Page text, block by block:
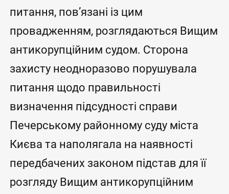
питання, пов’язані із цим
провадженням, розглядаються Вищим
антикорупційним судом. Сторона
захисту неодноразово порушувала
питання щодо правильності
визначення підсудності справи
Печерському районному суду міста
Києва та наполягала на наявності
передбачених законом підстав для її
розгляду Вищим антикорупційним